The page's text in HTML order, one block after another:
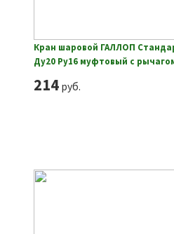
Кран шаровой ГАЛЛОП
Ду20 Ру16 муфтовый с
214руб.